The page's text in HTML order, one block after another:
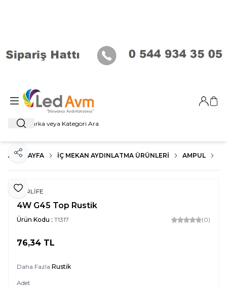
Ara
Giriş
ANA SAYFA İÇ MEKAN AYDINLATMA ÜRÜNLERI AMPUL
Favoriye Ekle
Paylaş
FORLİFE
4W G45 Top Rustik
Ürün Kodu : T1317 (0)
76,34 TL
Daha Fazla Rustik
Adet